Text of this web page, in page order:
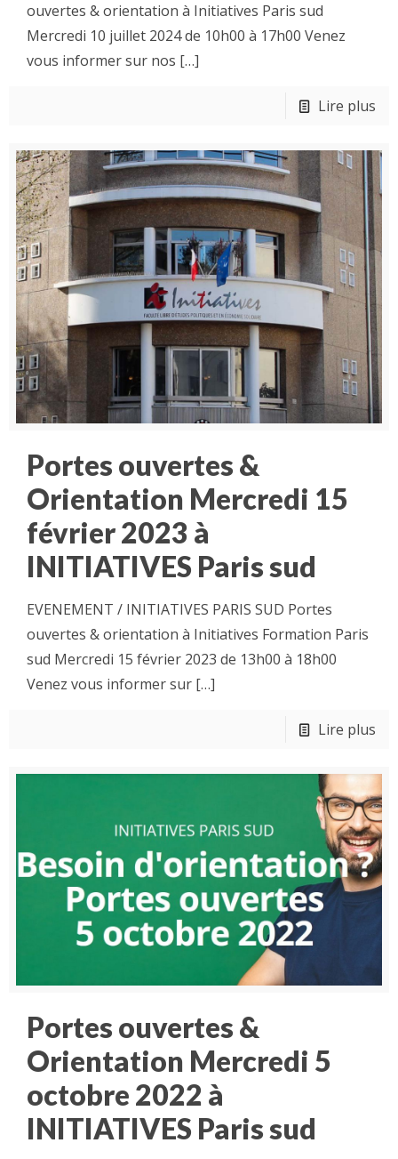
ouvertes & orientation à Initiatives Paris sud
Mercredi 10 juillet 2024 de 10h00 à 17h00 Venez
vous informer sur nos […]
Lire plus
Portes ouvertes &
Orientation Mercredi 15
février 2023 à
INITIATIVES Paris sud
EVENEMENT / INITIATIVES PARIS SUD Portes
ouvertes & orientation à Initiatives Formation Paris
sud Mercredi 15 février 2023 de 13h00 à 18h00
Venez vous informer sur […]
Lire plus
Portes ouvertes &
Orientation Mercredi 5
octobre 2022 à
INITIATIVES Paris sud